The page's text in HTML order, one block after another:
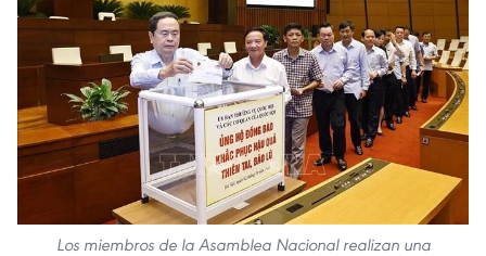
Los miembros de la Asamblea Nacional realizan una